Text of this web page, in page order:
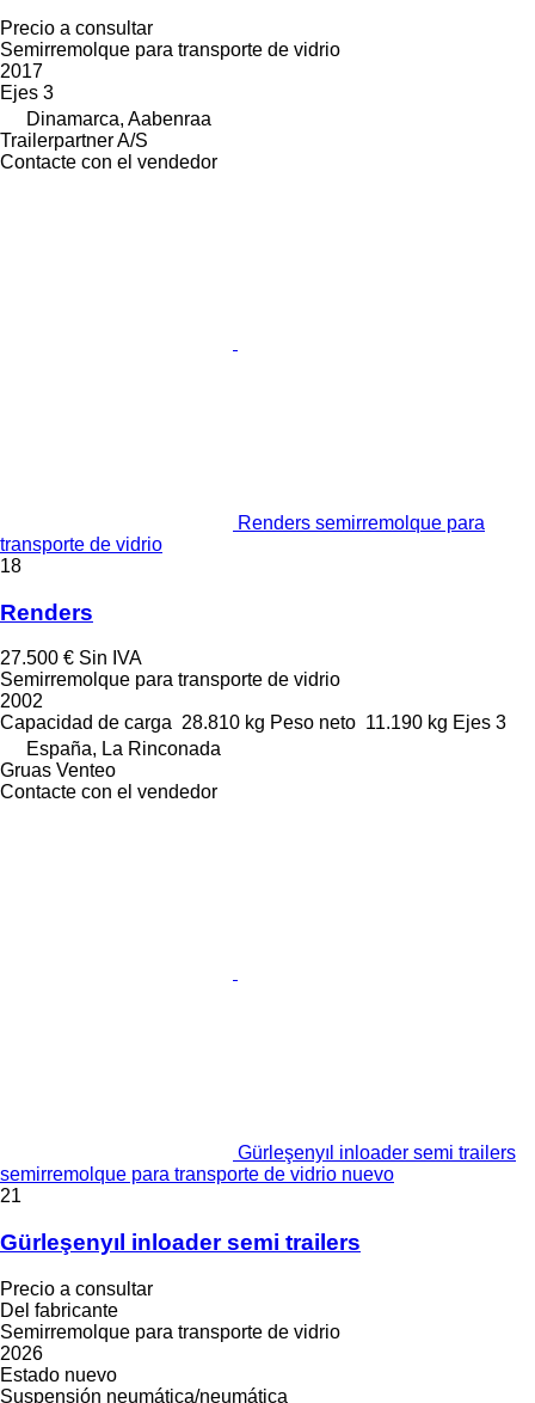
Precio a consultar
Semirremolque para transporte de vidrio
2017
Ejes 3
Dinamarca, Aabenraa
Trailerpartner A/S
Contacte con el vendedor
Renders semirremolque para
transporte de vidrio
18
Renders
27.500 € Sin IVA
Semirremolque para transporte de vidrio
2002
Capacidad de carga 28.810 kg Peso neto 11.190 kg Ejes 3
España, La Rinconada
Gruas Venteo
Contacte con el vendedor
Gürleşenyıl inloader semi trailers
semirremolque para transporte de vidrio nuevo
21
Gürleşenyıl inloader semi trailers
Precio a consultar
Del fabricante
Semirremolque para transporte de vidrio
2026
Estado nuevo
Suspensión neumática/neumática